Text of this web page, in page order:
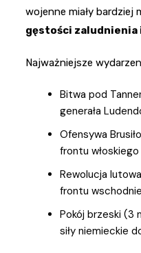
wojenne miały bardziej
gęstości
Najważniejsze
Bitwa pod
generała
Ofensywa
frontu włoskiego
Rewolucja
frontu
Pokój brzeski (3
siły niemieckie